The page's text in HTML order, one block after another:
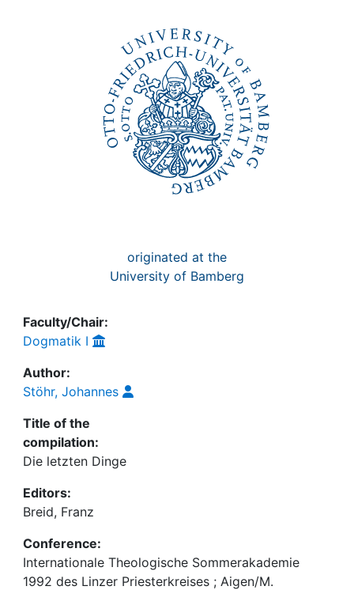
originated at the
University of Bamberg
Faculty/Chair:
Dogmatik I
Author:
Stöhr, Johannes
Title of the
compilation:
Die letzten Dinge
Editors:
Breid, Franz
Conference:
Internationale Theologische Sommerakademie
1992 des Linzer Priesterkreises ; Aigen/M.